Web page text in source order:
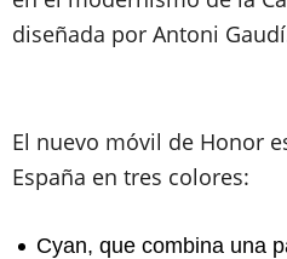
diseñada por Antoni
El nuevo móvil de Honor
España en tres colores:
Cyan, que combina una